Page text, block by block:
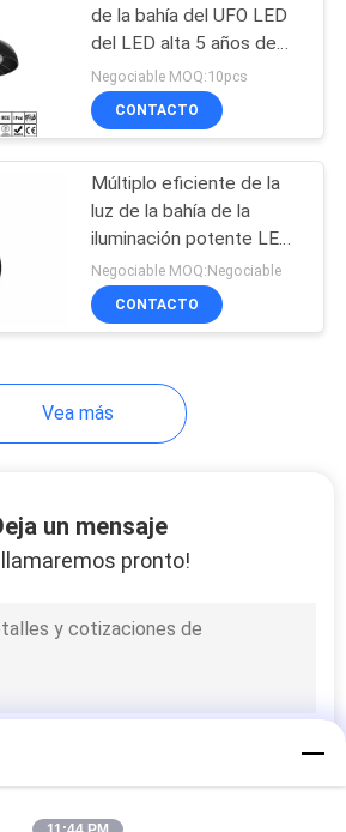
pista LED
74
al aire libre
iluminación
de la bahía del UFO LED
del LED alta 5 años de
garantía
100W/150W/200W/240W/
Negociable MOQ:10pcs
CONTACTO
Múltiplo eficiente de la
luz de la bahía de la
iluminación potente LED
el alto clasifica
conveniente disponible
Negociable MOQ:Negociable
CONTACTO
Vea más
un mensaje
llamaremos pronto!